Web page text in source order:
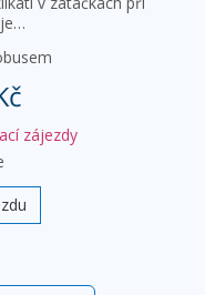
zájezdy